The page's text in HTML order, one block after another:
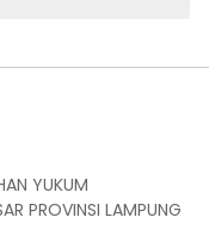
YUKUM
PROVINSI LAMPUNG